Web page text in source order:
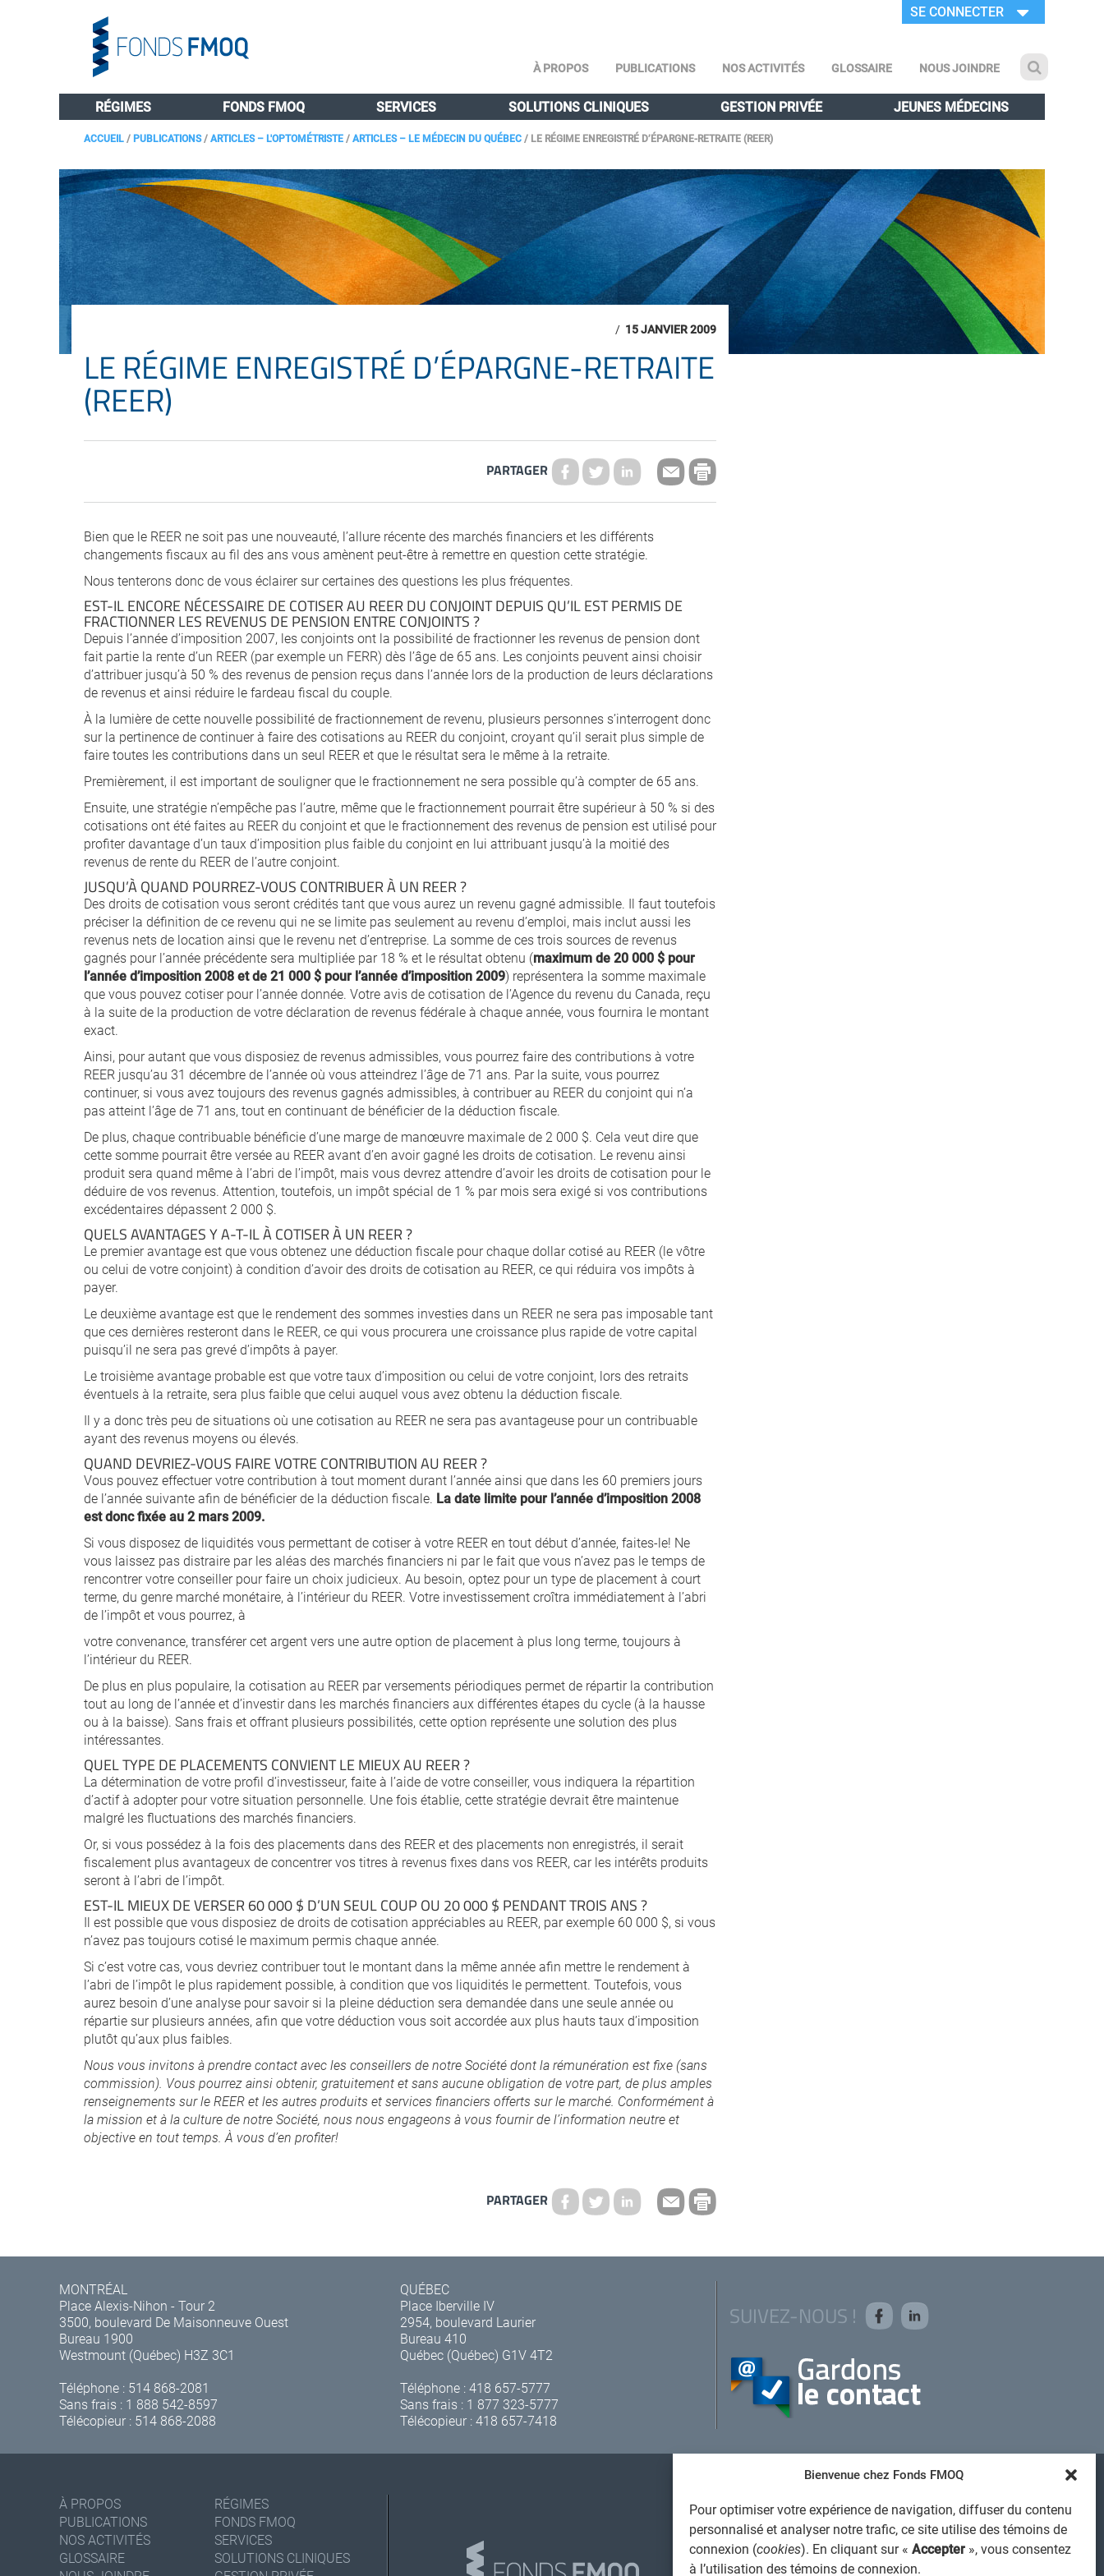
Bienvenue chez Fonds FMOQ
Pour optimiser votre expérience de navigation, diffuser du contenu
personnalisé et analyser notre trafic, ce site utilise des témoins de
connexion (cookies). En cliquant sur « Accepter », vous consentez
à l’utilisation des témoins de connexion.
SE CONNECTER
À PROPOS PUBLICATIONS NOS ACTIVITÉS GLOSSAIRE NOUS JOINDRE
RÉGIMES FONDS FMOQ SERVICES SOLUTIONS CLINIQUES GESTION PRIVÉE JEUNES MÉDECINS
ACCUEIL/PUBLICATIONS/ARTICLES – L'OPTOMÉTRISTE/ARTICLES – LE MÉDECIN DU QUÉBEC/ LE RÉGIME ENREGISTRÉ D’ÉPARGNE-RETRAITE (REER)
/ 15 JANVIER 2009
LE RÉGIME ENREGISTRÉ D’ÉPARGNE-RETRAITE
(REER)
PARTAGER
Bien que le REER ne soit pas une nouveauté, l’allure récente des marchés financiers et les différents
changements fiscaux au fil des ans vous amènent peut-être à remettre en question cette stratégie.
Nous tenterons donc de vous éclairer sur certaines des questions les plus fréquentes.
EST-IL ENCORE NÉCESSAIRE DE COTISER AU REER DU CONJOINT DEPUIS QU’IL EST PERMIS DE
FRACTIONNER LES REVENUS DE PENSION ENTRE CONJOINTS ?
Depuis l’année d’imposition 2007, les conjoints ont la possibilité de fractionner les revenus de pension dont
fait partie la rente d’un REER (par exemple un FERR) dès l’âge de 65 ans. Les conjoints peuvent ainsi choisir
d’attribuer jusqu’à 50 % des revenus de pension reçus dans l’année lors de la production de leurs déclarations
de revenus et ainsi réduire le fardeau fiscal du couple.
À la lumière de cette nouvelle possibilité de fractionnement de revenu, plusieurs personnes s’interrogent donc
sur la pertinence de continuer à faire des cotisations au REER du conjoint, croyant qu’il serait plus simple de
faire toutes les contributions dans un seul REER et que le résultat sera le même à la retraite.
Premièrement, il est important de souligner que le fractionnement ne sera possible qu’à compter de 65 ans.
Ensuite, une stratégie n’empêche pas l’autre, même que le fractionnement pourrait être supérieur à 50 % si des
cotisations ont été faites au REER du conjoint et que le fractionnement des revenus de pension est utilisé pour
profiter davantage d’un taux d’imposition plus faible du conjoint en lui attribuant jusqu’à la moitié des
revenus de rente du REER de l’autre conjoint.
JUSQU’À QUAND POURREZ-VOUS CONTRIBUER À UN REER ?
Des droits de cotisation vous seront crédités tant que vous aurez un revenu gagné admissible. Il faut toutefois
préciser la définition de ce revenu qui ne se limite pas seulement au revenu d’emploi, mais inclut aussi les
revenus nets de location ainsi que le revenu net d’entreprise. La somme de ces trois sources de revenus
gagnés pour l’année précédente sera multipliée par 18 % et le résultat obtenu (maximum de 20 000 $ pour
l’année d’imposition 2008 et de 21 000 $ pour l’année d’imposition 2009) représentera la somme maximale
que vous pouvez cotiser pour l’année donnée. Votre avis de cotisation de l’Agence du revenu du Canada, reçu
à la suite de la production de votre déclaration de revenus fédérale à chaque année, vous fournira le montant
exact.
Ainsi, pour autant que vous disposiez de revenus admissibles, vous pourrez faire des contributions à votre
REER jusqu’au 31 décembre de l’année où vous atteindrez l’âge de 71 ans. Par la suite, vous pourrez
continuer, si vous avez toujours des revenus gagnés admissibles, à contribuer au REER du conjoint qui n’a
pas atteint l’âge de 71 ans, tout en continuant de bénéficier de la déduction fiscale.
De plus, chaque contribuable bénéficie d’une marge de manœuvre maximale de 2 000 $. Cela veut dire que
cette somme pourrait être versée au REER avant d’en avoir gagné les droits de cotisation. Le revenu ainsi
produit sera quand même à l’abri de l’impôt, mais vous devrez attendre d’avoir les droits de cotisation pour le
déduire de vos revenus. Attention, toutefois, un impôt spécial de 1 % par mois sera exigé si vos contributions
excédentaires dépassent 2 000 $.
QUELS AVANTAGES Y A-T-IL À COTISER À UN REER ?
Le premier avantage est que vous obtenez une déduction fiscale pour chaque dollar cotisé au REER (le vôtre
ou celui de votre conjoint) à condition d’avoir des droits de cotisation au REER, ce qui réduira vos impôts à
payer.
Le deuxième avantage est que le rendement des sommes investies dans un REER ne sera pas imposable tant
que ces dernières resteront dans le REER, ce qui vous procurera une croissance plus rapide de votre capital
puisqu’il ne sera pas grevé d’impôts à payer.
Le troisième avantage probable est que votre taux d’imposition ou celui de votre conjoint, lors des retraits
éventuels à la retraite, sera plus faible que celui auquel vous avez obtenu la déduction fiscale.
Il y a donc très peu de situations où une cotisation au REER ne sera pas avantageuse pour un contribuable
ayant des revenus moyens ou élevés.
QUAND DEVRIEZ-VOUS FAIRE VOTRE CONTRIBUTION AU REER ?
Vous pouvez effectuer votre contribution à tout moment durant l’année ainsi que dans les 60 premiers jours
de l’année suivante afin de bénéficier de la déduction fiscale. La date limite pour l’année d’imposition 2008
est donc fixée au 2 mars 2009.
Si vous disposez de liquidités vous permettant de cotiser à votre REER en tout début d’année, faites-le! Ne
vous laissez pas distraire par les aléas des marchés financiers ni par le fait que vous n’avez pas le temps de
rencontrer votre conseiller pour faire un choix judicieux. Au besoin, optez pour un type de placement à court
terme, du genre marché monétaire, à l’intérieur du REER. Votre investissement croîtra immédiatement à l’abri
de l’impôt et vous pourrez, à
votre convenance, transférer cet argent vers une autre option de placement à plus long terme, toujours à
l’intérieur du REER.
De plus en plus populaire, la cotisation au REER par versements périodiques permet de répartir la contribution
tout au long de l’année et d’investir dans les marchés financiers aux différentes étapes du cycle (à la hausse
ou à la baisse). Sans frais et offrant plusieurs possibilités, cette option représente une solution des plus
intéressantes.
QUEL TYPE DE PLACEMENTS CONVIENT LE MIEUX AU REER ?
La détermination de votre profil d’investisseur, faite à l’aide de votre conseiller, vous indiquera la répartition
d’actif à adopter pour votre situation personnelle. Une fois établie, cette stratégie devrait être maintenue
malgré les fluctuations des marchés financiers.
Or, si vous possédez à la fois des placements dans des REER et des placements non enregistrés, il serait
fiscalement plus avantageux de concentrer vos titres à revenus fixes dans vos REER, car les intérêts produits
seront à l’abri de l’impôt.
EST-IL MIEUX DE VERSER 60 000 $ D’UN SEUL COUP OU 20 000 $ PENDANT TROIS ANS ?
Il est possible que vous disposiez de droits de cotisation appréciables au REER, par exemple 60 000 $, si vous
n’avez pas toujours cotisé le maximum permis chaque année.
Si c’est votre cas, vous devriez contribuer tout le montant dans la même année afin mettre le rendement à
l’abri de l’impôt le plus rapidement possible, à condition que vos liquidités le permettent. Toutefois, vous
aurez besoin d’une analyse pour savoir si la pleine déduction sera demandée dans une seule année ou
répartie sur plusieurs années, afin que votre déduction vous soit accordée aux plus hauts taux d’imposition
plutôt qu’aux plus faibles.
Nous vous invitons à prendre contact avec les conseillers de notre Société dontla rémunération est fixe (sans
commission). Vous pourrez ainsi obtenir, gratuitement et sans aucune obligation de votre part, de plus amples
renseignements sur le REER et les autres produits et services financiers offerts sur le marché. Conformément à
la mission et à la culture de notre Société, nous nous engageons à vous fournir de l’information neutre et
objective en tout temps. À vous d’en profiter!
PARTAGER
MONTRÉAL
Place Alexis-Nihon - Tour 2
3500, boulevard De Maisonneuve Ouest
Bureau 1900
Westmount (Québec) H3Z 3C1
Téléphone : 514 868-2081
Sans frais : 1 888 542-8597
Télécopieur : 514 868-2088
QUÉBEC
Place Iberville IV
2954, boulevard Laurier
Bureau 410
Québec (Québec) G1V 4T2
Téléphone :418 657-5777
Sans frais : 1 877 323-5777
Télécopieur : 418 657-7418
SUIVEZ-NOUS !
À PROPOS
PUBLICATIONS
NOS ACTIVITÉS
GLOSSAIRE
RÉGIMES
FONDS FMOQ
SERVICES
SOLUTIONS CLINIQUES
AVIS JURIDIQUE GÉNÉRAL
AVIS À L'USAGER
PROTECTION DES RENSEIGNEMENTS PERSONNELS
POLITIQUE DE TRAITEMENT DES PLAINTES